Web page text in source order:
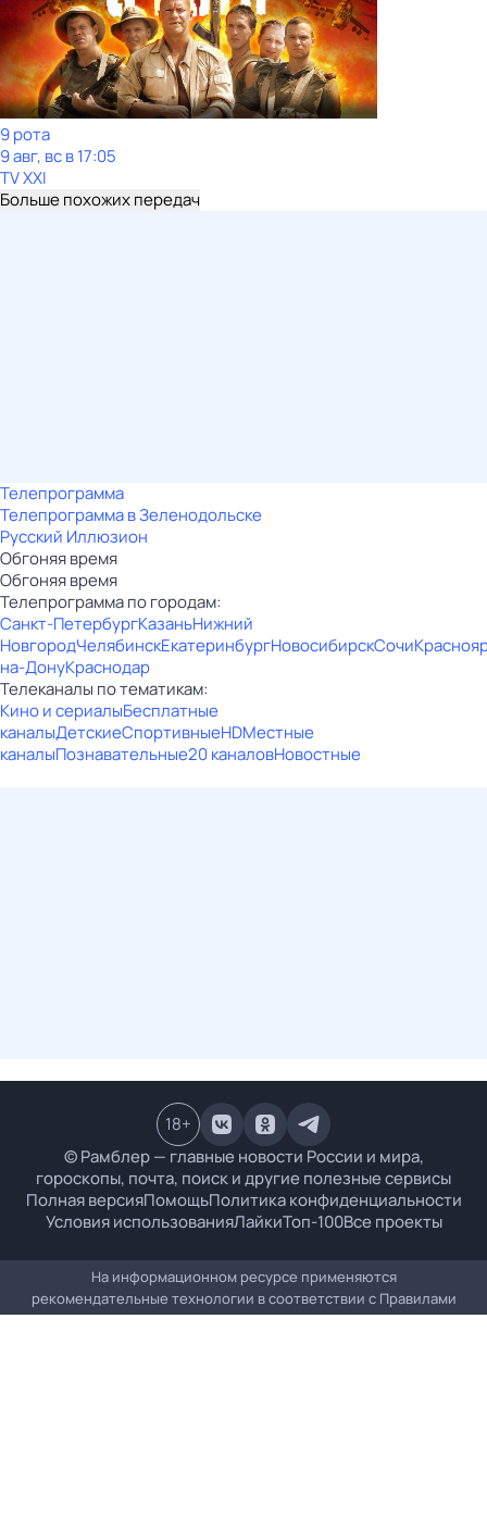
9 рота
9 авг, вс в 17:05
TV XXI
Больше похожих передач
Телепрограмма
Телепрограмма в Зеленодольске
Русский Иллюзион
Обгоняя время
Обгоняя время
Телепрограмма по городам:
Санкт-ПетербургКазаньНижний
НовгородЧелябинскЕкатеринбургНовосибирскСочи
на-ДонуКраснодар
Телеканалы по тематикам:
Кино и сериалыБесплатные
каналыДетскиеСпортивныеHDМестные
каналыПознавательные20 каналовНовостные
© Рамблер — главные новости России и мира,
гороскопы, почта, поиск и другие полезные сервисы
Полная версияПомощьПолитика конфиденциальности
Условия использованияЛайкиТоп-100Все проекты
18+
На информационном ресурсе применяются
рекомендательные технологии в соответствии с Правилами